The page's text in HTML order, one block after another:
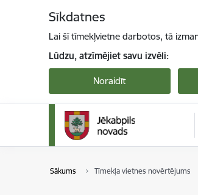
Sīkdatnes
Lai šī tīmekļvietne darbotos, tā
Lūdzu, atzīmējiet savu izvēli:
Noraidīt
Sākums Tīmekļa vietnes novērtējums